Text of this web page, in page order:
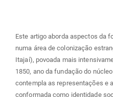
Este artigo aborda aspectos da
numa área de colonização
Itajaí), povoada mais
1850, ano da fundação do
contempla as representações e
conformada como identidade